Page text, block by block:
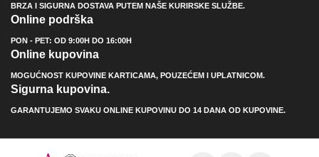
BRZA I SIGURNA DOSTAVA PUTEM NAŠE KURIRSKE SLUŽBE.
Online podrška
PON - PET: OD 9:00H DO 16:00H
Online kupovina
MOGUĆNOST KUPOVINE KARTICAMA, POUZEĆEM I UPLATNICOM.
Sigurna kupovina.
GARANTUJEMO SVAKU ONLINE KUPOVINU DO 14 DANA OD KUPOVINE.